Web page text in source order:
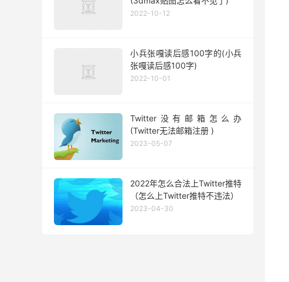
2022-10-12
小兵张嘎读后感100字的(小兵
张嘎读后感100字)
2022-10-01
Twitter没有邮箱怎么办
(Twitter无法邮箱注册 )
2023-05-07
2022年怎么合法上Twitter推特
（怎么上Twitter推特不违法）
2023-04-30